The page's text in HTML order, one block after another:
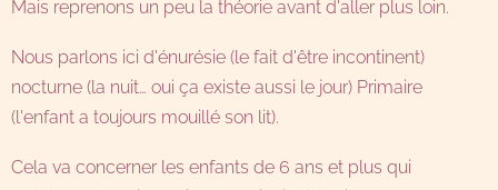
Mais reprenons un peu la théorie avant d'aller plus loin.
Nous parlons ici d'énurésie (le fait d'être incontinent)
nocturne (la nuit… oui ça existe aussi le jour) Primaire
(l'enfant a toujours mouillé son lit).
Cela va concerner les enfants de 6 ans et plus qui